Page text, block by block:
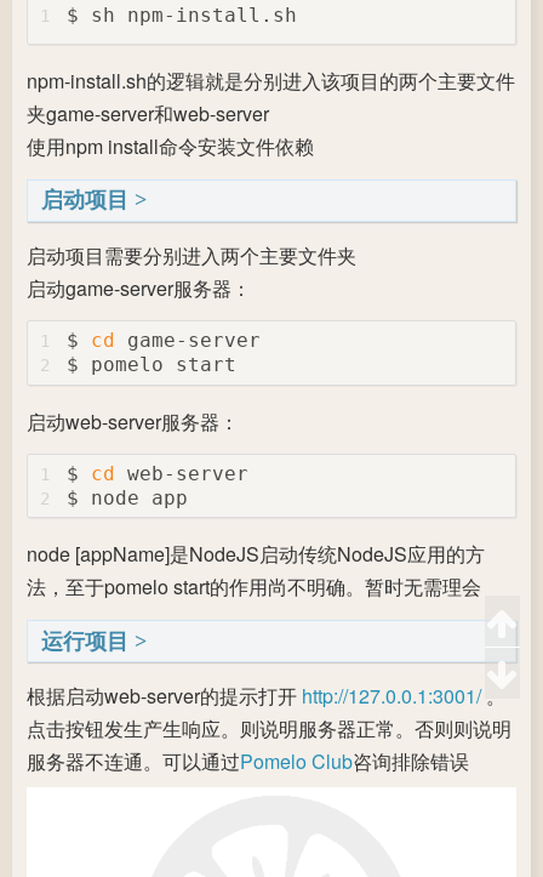
1 $ sh npm-install.sh
npm-install.sh的逻辑就是分别进入该项目的两个主要文件
夹game-server和web-server
使用npm install命令安装文件依赖
启动项目
启动项目需要分别进入两个主要文件夹
启动game-server服务器：
1
2
$ cd game-server
$ pomelo start
启动web-server服务器：
1
2
$ cd web-server
$ node app
node [appName]是NodeJS启动传统NodeJS应用的方
法，至于pomelo start的作用尚不明确。暂时无需理会
运行项目
根据启动web-server的提示打开 http://127.0.0.1:3001/。
点击按钮发生产生响应。则说明服务器正常。否则则说明
服务器不连通。可以通过Pomelo Club咨询排除错误